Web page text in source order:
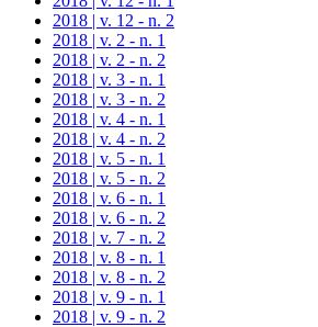
2018 | v. 12 - n. 2
2018 | v. 2 - n. 1
2018 | v. 2 - n. 2
2018 | v. 3 - n. 1
2018 | v. 3 - n. 2
2018 | v. 4 - n. 1
2018 | v. 4 - n. 2
2018 | v. 5 - n. 1
2018 | v. 5 - n. 2
2018 | v. 6 - n. 1
2018 | v. 6 - n. 2
2018 | v. 7 - n. 2
2018 | v. 8 - n. 1
2018 | v. 8 - n. 2
2018 | v. 9 - n. 1
2018 | v. 9 - n. 2